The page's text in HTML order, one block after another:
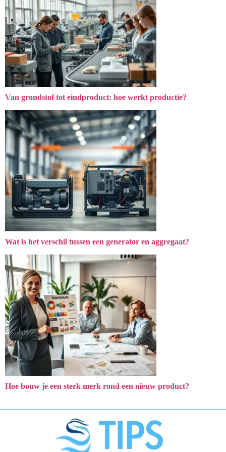
Van grondstof tot eindproduct: hoe werkt productie?
Wat is het verschil tussen een generator en aggregaat?
Hoe bouw je een sterk merk rond een nieuw product?